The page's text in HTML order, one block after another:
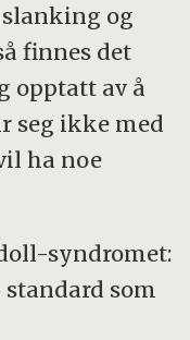
og
finnes det
opptatt av å
seg ikke med
ha noe
syndromet:
som